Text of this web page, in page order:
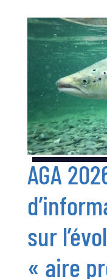
AGA
sur
« aire